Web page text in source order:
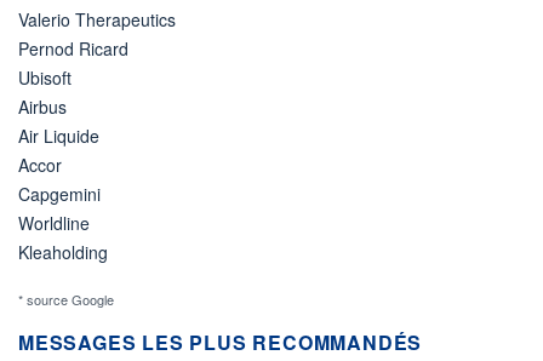
Valerio Therapeutics
Pernod Ricard
Ubisoft
Airbus
Air Liquide
Accor
Capgemini
Worldline
Kleaholding
* source Google
MESSAGES LES PLUS RECOMMANDÉS